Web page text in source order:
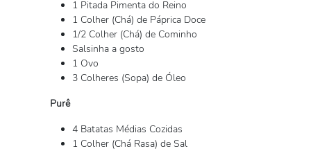
1 Pitada Pimenta do Reino
1 Colher (Chá) de Páprica Doce
1/2 Colher (Chá) de Cominho
Salsinha a gosto
1 Ovo
3 Colheres (Sopa) de Óleo
Purê
4 Batatas Médias Cozidas
1 Colher (Chá Rasa) de Sal